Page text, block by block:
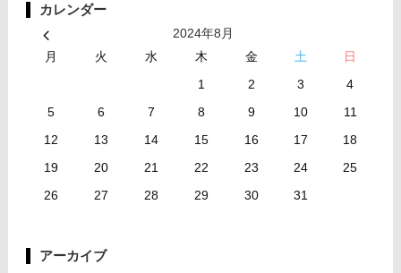
カレンダー
2024年8月
月
火 水 木 金 土
日
1
2 3
4
5
6 7 8 9 10
11
12
13 14 15 16 17
18
19
20 21 22 23 24
25
26
27 28 29 30 31
アーカイブ